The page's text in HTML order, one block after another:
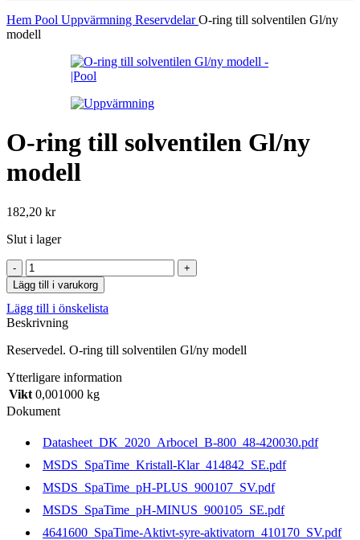
Hem Pool Uppvärmning ReservdelarO-ring till solventilen Gl/ny
modell
O-ring till solventilen Gl/ny
modell
182,20 kr
Slut i lager
O-
ring
till
solventilen
Gl/ny
mängd
Lägg till i varukorg
Lägg till i önskelista
Beskrivning
Reservedel. O-ring till solventilen Gl/ny modell
Ytterligare information
Vikt 0,001000 kg
Dokument
Datasheet_DK_2020_Arbocel_B-800_48-420030.pdf
MSDS_SpaTime_Kristall-Klar_414842_SE.pdf
MSDS_SpaTime_pH-PLUS_900107_SV.pdf
MSDS_SpaTime_pH-MINUS_900105_SE.pdf
4641600_SpaTime-Aktivt-syre-aktivatorn_410170_SV.pdf